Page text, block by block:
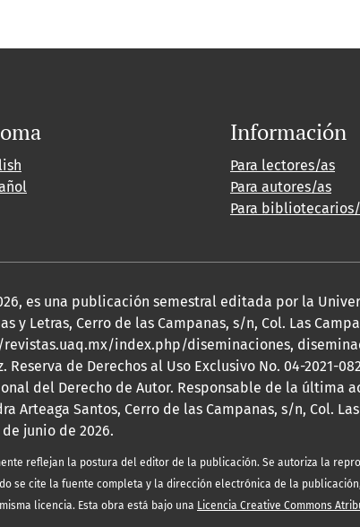
Información
Para lectores/as
Para autores/as
Para
es una publicación semestral editada por la
y Letras, Cerro de las Campanas, s/n, Col. Las
revistas.uaq.mx/index.php/diseminaciones,
de Derechos al Uso Exclusivo No. 04-2021-
del Derecho de Autor. Responsable de la última
Arteaga Santos, Cerro de las Campanas, s/n, Col.
junio de 2026.
reflejan la postura del editor de la publicación. Se autoriza la
se cite la fuente completa y la dirección electrónica de la
licencia. Esta obra está bajo una Licencia Creative Commons